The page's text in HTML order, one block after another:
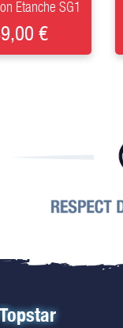
Etanche SG1
€
Topstar